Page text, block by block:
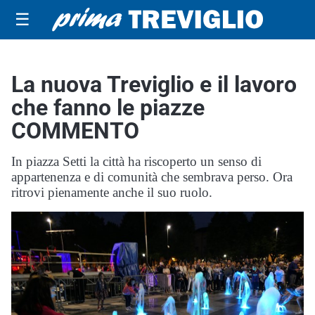
☰
La nuova Treviglio e il lavoro
che fanno le piazze
COMMENTO
In piazza Setti la città ha riscoperto un senso di
appartenenza e di comunità che sembrava perso. Ora
ritrovi pienamente anche il suo ruolo.